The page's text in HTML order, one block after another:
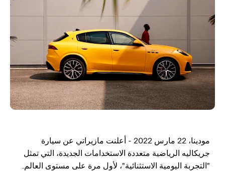
مودينا، 22 مارس 2022 - أعلنت مازيراتي عن سيارة
جريكاليه الرياضية متعددة الاستخدامات الجديدة، التي تمثل
"التجربة اليومية الاستثنائية"، لأول مرة على مستوى العالم.